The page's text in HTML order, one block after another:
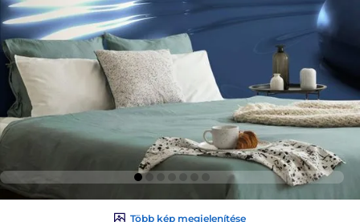
Több kép megjelenítése